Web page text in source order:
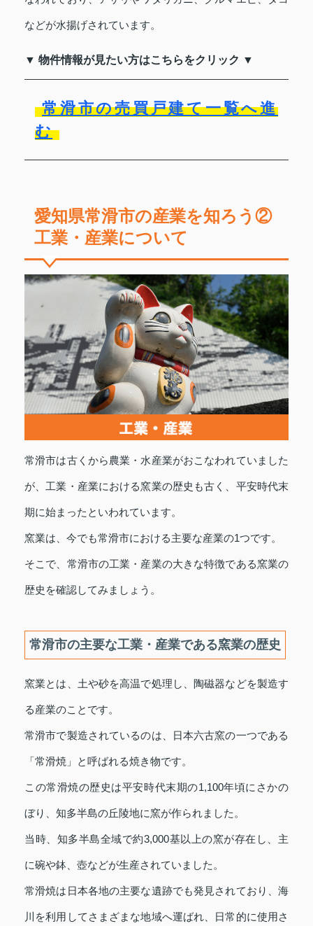
などが水揚げされています。
▼ 物件情報が見たい方はこちらをクリック ▼
常滑市の売買戸建て一覧へ進
む
愛知県常滑市の産業を知ろう②
工業・産業について
常滑市は古くから農業・水産業がおこなわれていました
が、工業・産業における窯業の歴史も古く、平安時代末
期に始まったといわれています。
窯業は、今でも常滑市における主要な産業の1つです。
そこで、常滑市の工業・産業の大きな特徴である窯業の
歴史を確認してみましょう。
常滑市の主要な工業・産業である窯業の歴史
窯業とは、土や砂を高温で処理し、陶磁器などを製造す
る産業のことです。
常滑市で製造されているのは、日本六古窯の一つである
「常滑焼」と呼ばれる焼き物です。
この常滑焼の歴史は平安時代末期の1,100年頃にさかの
ぼり、知多半島の丘陵地に窯が作られました。
当時、知多半島全域で約3,000基以上の窯が存在し、主
に碗や鉢、壺などが生産されていました。
常滑焼は日本各地の主要な遺跡でも発見されており、海
川を利用してさまざまな地域へ運ばれ、日常的に使用さ